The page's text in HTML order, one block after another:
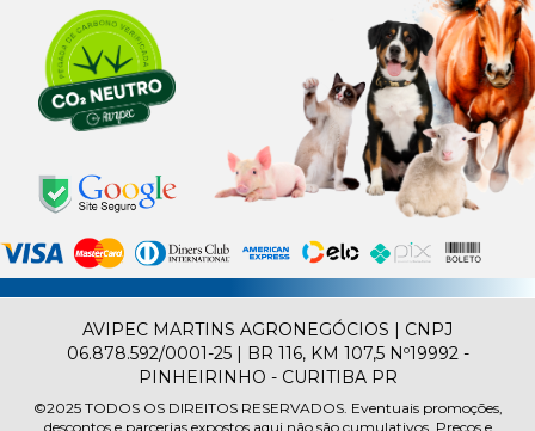
AVIPEC MARTINS AGRONEGÓCIOS | CNPJ
06.878.592/0001-25 | BR 116, KM 107,5 Nº19992 -
PINHEIRINHO - CURITIBA PR
©2025 TODOS OS DIREITOS RESERVADOS. Eventuais promoções,
descontos e parcerias expostos aqui não são cumulativos. Preços e